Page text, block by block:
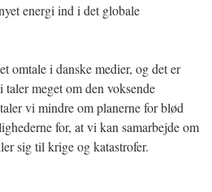
energi ind i det globale
omtale i danske medier, og det er
meget om den voksende
vi mindre om planerne for blød
for, at vi kan samarbejde om
sig til krige og katastrofer.